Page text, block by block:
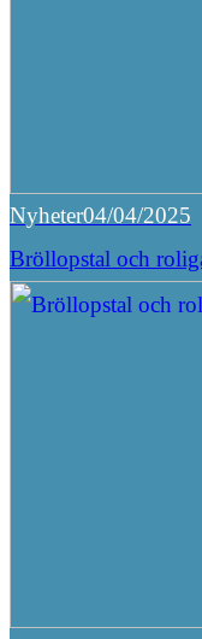
Nyheter04/04/2025
Bröllopstal och